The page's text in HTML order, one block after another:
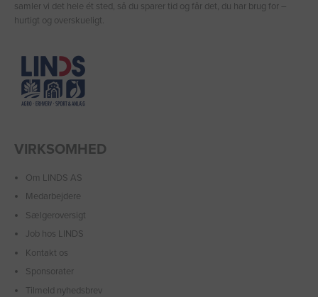
samler vi det hele ét sted, så du sparer tid og får det, du har brug for –
hurtigt og overskueligt.
VIRKSOMHED
Om LINDS AS
Medarbejdere
Sælgeroversigt
Job hos LINDS
Kontakt os
Sponsorater
Tilmeld nyhedsbrev